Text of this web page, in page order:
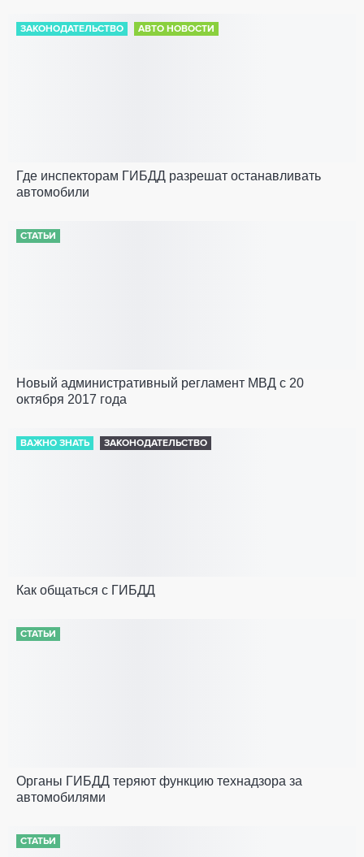
ЗАКОНОДАТЕЛЬСТВО АВТО НОВОСТИ
Где инспекторам ГИБДД разрешат останавливать
автомобили
СТАТЬИ
Новый административный регламент МВД с 20
октября 2017 года
ВАЖНО ЗНАТЬ ЗАКОНОДАТЕЛЬСТВО
Как общаться с ГИБДД
СТАТЬИ
Органы ГИБДД теряют функцию технадзора за
автомобилями
СТАТЬИ